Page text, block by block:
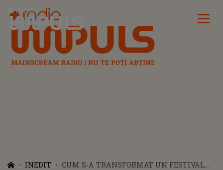
Radio Impuls
INEDIT
CUM S-A TRANSFORMAT UN FESTIVAL